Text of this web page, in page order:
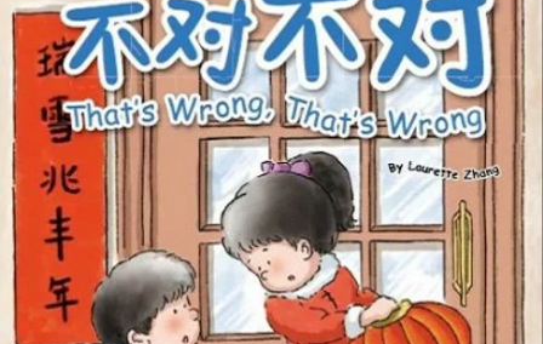
居家生活 3C家電 運動休閒 親子玩具
女裝 男裝 化妝保養 情趣用品
日本購物 電子/紙本書
HOT